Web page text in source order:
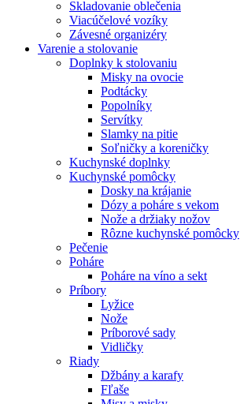
Skladovanie oblečenia
Viacúčelové vozíky
Závesné organizéry
Varenie a stolovanie
Doplnky k stolovaniu
Misky na ovocie
Podtácky
Popolníky
Servítky
Slamky na pitie
Soľničky a koreničky
Kuchynské doplnky
Kuchynské pomôcky
Dosky na krájanie
Dózy a poháre s vekom
Nože a držiaky nožov
Rôzne kuchynské pomôcky
Pečenie
Poháre
Poháre na víno a sekt
Príbory
Lyžice
Nože
Príborové sady
Vidličky
Riady
Džbány a karafy
Fľaše